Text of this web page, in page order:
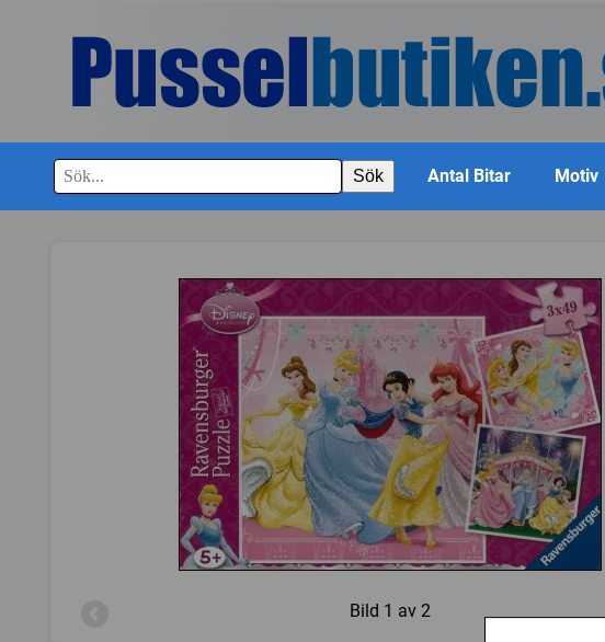
Sök Antal Bitar Motiv
Bild 1 av 2